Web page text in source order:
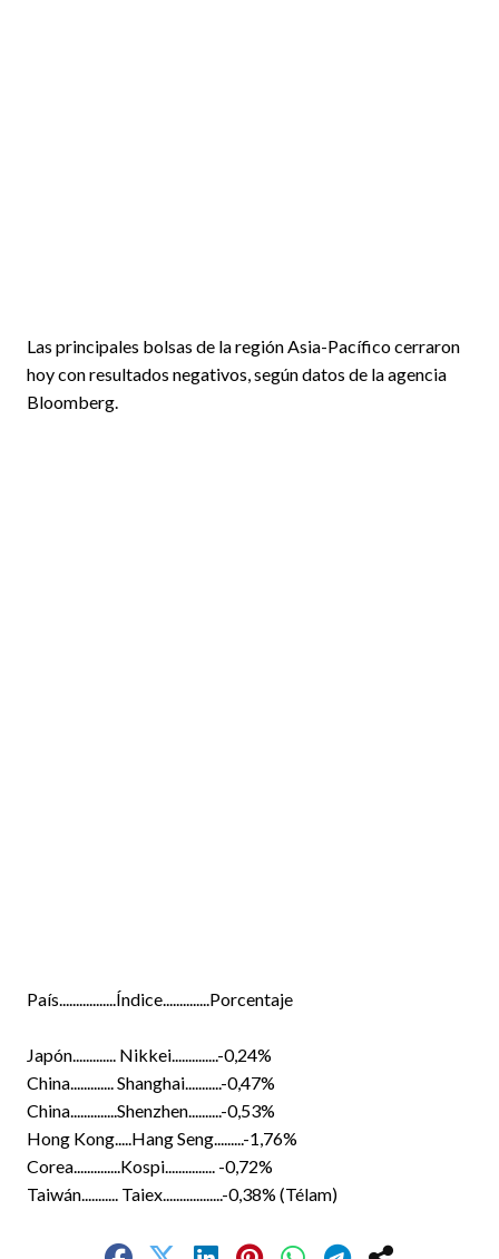
Las principales bolsas de la región Asia-Pacífico cerraron
hoy con resultados negativos, según datos de la agencia
Bloomberg.
País.................Índice..............Porcentaje
Japón............. Nikkei..............-0,24%
China............. Shanghai...........-0,47%
China..............Shenzhen..........-0,53%
Hong Kong.....Hang Seng.........-1,76%
Corea..............Kospi............... -0,72%
Taiwán........... Taiex..................-0,38% (Télam)